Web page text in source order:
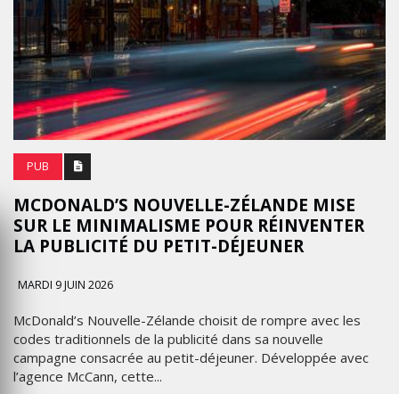
PUB
MCDONALD’S NOUVELLE-ZÉLANDE MISE
SUR LE MINIMALISME POUR RÉINVENTER
LA PUBLICITÉ DU PETIT-DÉJEUNER
MARDI 9 JUIN 2026
McDonald’s Nouvelle-Zélande choisit de rompre avec les
codes traditionnels de la publicité dans sa nouvelle
campagne consacrée au petit-déjeuner. Développée avec
l’agence McCann, cette...